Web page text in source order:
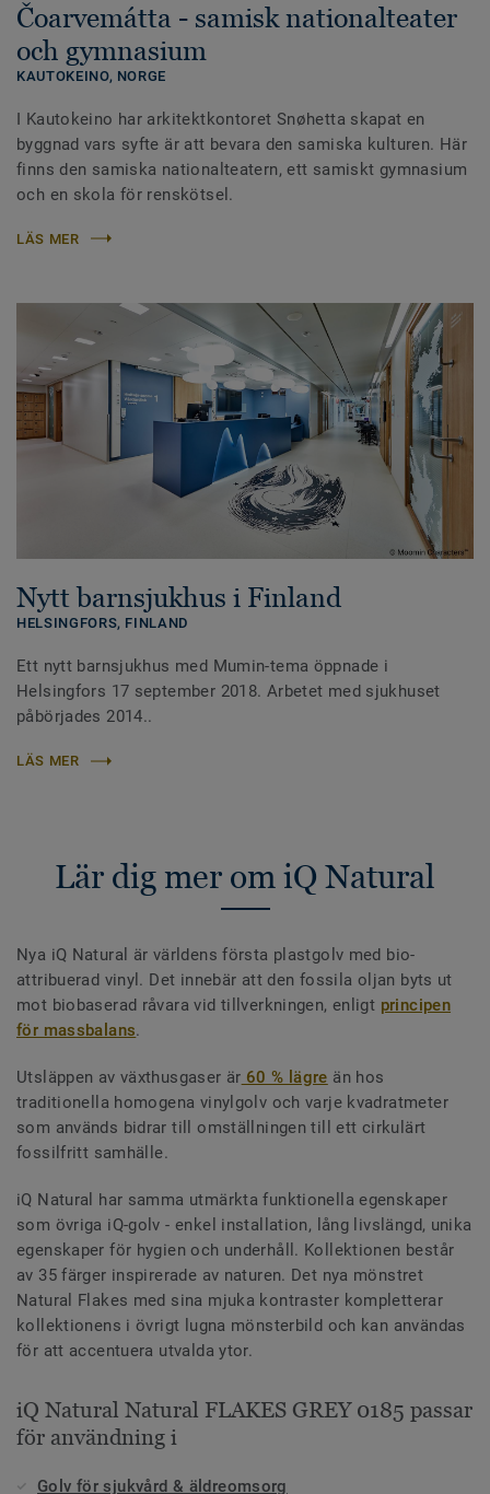
Čoarvemátta - samisk nationalteater
och gymnasium
KAUTOKEINO, NORGE
I Kautokeino har arkitektkontoret Snøhetta skapat en
byggnad vars syfte är att bevara den samiska kulturen. Här
finns den samiska nationalteatern, ett samiskt gymnasium
och en skola för renskötsel.
LÄS MER
Nytt barnsjukhus i Finland
HELSINGFORS, FINLAND
Ett nytt barnsjukhus med Mumin-tema öppnade i
Helsingfors 17 september 2018. Arbetet med sjukhuset
påbörjades 2014..
LÄS MER
Lär dig mer om iQ Natural
Nya iQ Natural är världens första plastgolv med bio-
attribuerad vinyl. Det innebär att den fossila oljan byts ut
mot biobaserad råvara vid tillverkningen, enligt principen
för massbalans.
Utsläppen av växthusgaser är 60 % lägre än hos
traditionella homogena vinylgolv och varje kvadratmeter
som används bidrar till omställningen till ett cirkulärt
fossilfritt samhälle.
iQ Natural har samma utmärkta funktionella egenskaper
som övriga iQ-golv - enkel installation, lång livslängd, unika
egenskaper för hygien och underhåll. Kollektionen består
av 35 färger inspirerade av naturen. Det nya mönstret
Natural Flakes med sina mjuka kontraster kompletterar
kollektionens i övrigt lugna mönsterbild och kan användas
för att accentuera utvalda ytor.
iQ Natural Natural FLAKES GREY 0185 passar
för användning i
Golv för sjukvård & äldreomsorg